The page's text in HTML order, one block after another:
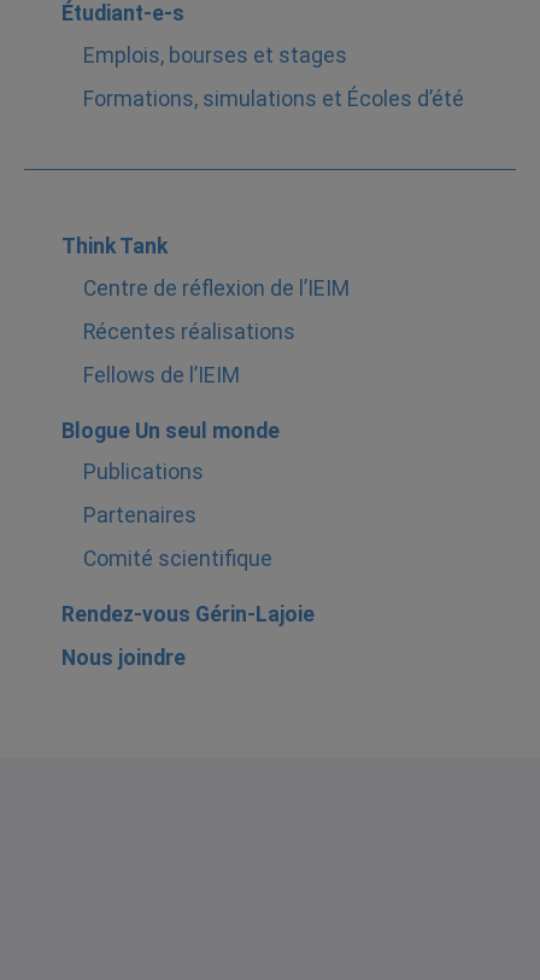
Étudiant-e-s
Emplois, bourses et stages
Formations, simulations et Écoles d’été
Think Tank
Centre de réflexion de l’IEIM
Récentes réalisations
Fellows de l’IEIM
Blogue Un seul monde
Publications
Partenaires
Comité scientifique
Rendez-vous Gérin-Lajoie
Nous joindre